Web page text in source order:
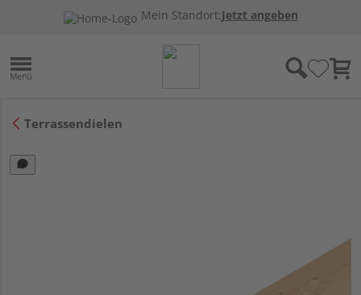
Mein Standort:Jetzt angeben
Terrassendielen